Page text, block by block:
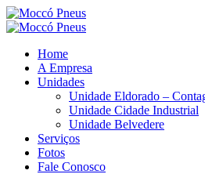
Home
A Empresa
Unidades
Unidade Eldorado –
Unidade Cidade Industrial
Unidade Belvedere
Serviços
Fotos
Fale Conosco